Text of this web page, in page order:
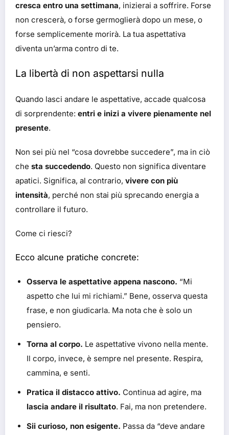
cresca entro una settimana, inizierai a soffrire. Forse
non crescerà, o forse germoglierà dopo un mese, o
forse semplicemente morirà. La tua aspettativa
diventa un’arma contro di te.
La libertà di non aspettarsi nulla
Quando lasci andare le aspettative, accade qualcosa
di sorprendente: entri e inizi a vivere pienamente nel
presente.
Non sei più nel “cosa dovrebbe succedere”, ma in ciò
che sta succedendo. Questo non significa diventare
apatici. Significa, al contrario, vivere con più
intensità, perché non stai più sprecando energia a
controllare il futuro.
Come ci riesci?
Ecco alcune pratiche concrete:
Osserva le aspettative appena nascono. “Mi
aspetto che lui mi richiami.” Bene, osserva questa
frase, e non giudicarla. Ma nota che è solo un
pensiero.
Torna al corpo. Le aspettative vivono nella mente.
Il corpo, invece, è sempre nel presente. Respira,
cammina, e senti.
Pratica il distacco attivo. Continua ad agire, ma
lascia andare il risultato. Fai, ma non pretendere.
Sii curioso, non esigente. Passa da “deve andare